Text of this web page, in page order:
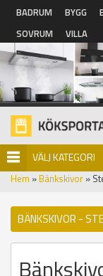
Hoppa till huvudinnehåll
BADRUM BYGG
SOVRUM
VILLA
VÄLJ KATEGORI
Hem » Bänkskivor »
BÄNKSKIVOR -